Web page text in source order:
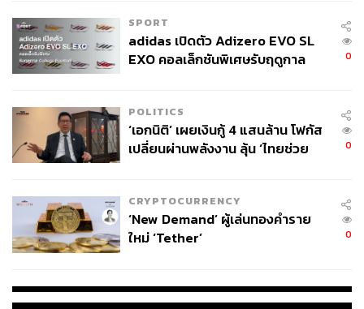
SPORT
adidas เปิดตัว Adizero EVO SL
EXO คอลเล็กชันพิเศษรับฤดูกาล
0
POLITICS
‘เอกนิติ’ เผยเงินกู้ 4 แสนล้าน โฟกัส
เปลี่ยนผ่านพลังงาน ลุ้น ‘ไทยช่วย
0
CRYPTOCURRENCY
‘New Demand’ ผู้เล่นทองคำราย
ใหม่ ‘Tether’
0